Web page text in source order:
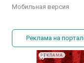
Мобильная версия
Реклама на
РЕКЛАМА